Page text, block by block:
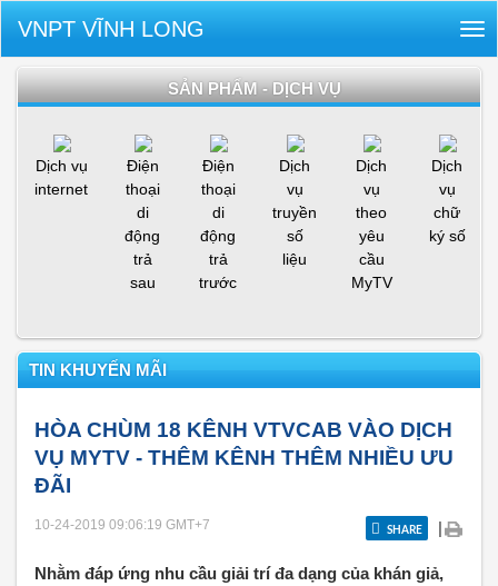
VNPT VĨNH LONG
SẢN PHẨM - DỊCH VỤ
Dịch vụ
internet
Điện
thoại
di
động
trả
sau
Điện
thoại
di
động
trả
trước
Dịch
vụ
truyền
số
liệu
Dịch
vụ
theo
yêu
cầu
MyTV
Dịch
vụ
chữ
ký số
TIN KHUYẾN MÃI
HÒA CHÙM 18 KÊNH VTVCAB VÀO DỊCH
VỤ MYTV - THÊM KÊNH THÊM NHIỀU ƯU
ĐÃI
10-24-2019 09:06:19 GMT+7 SHARE |
Nhằm đáp ứng nhu cầu giải trí đa dạng của khán giả,